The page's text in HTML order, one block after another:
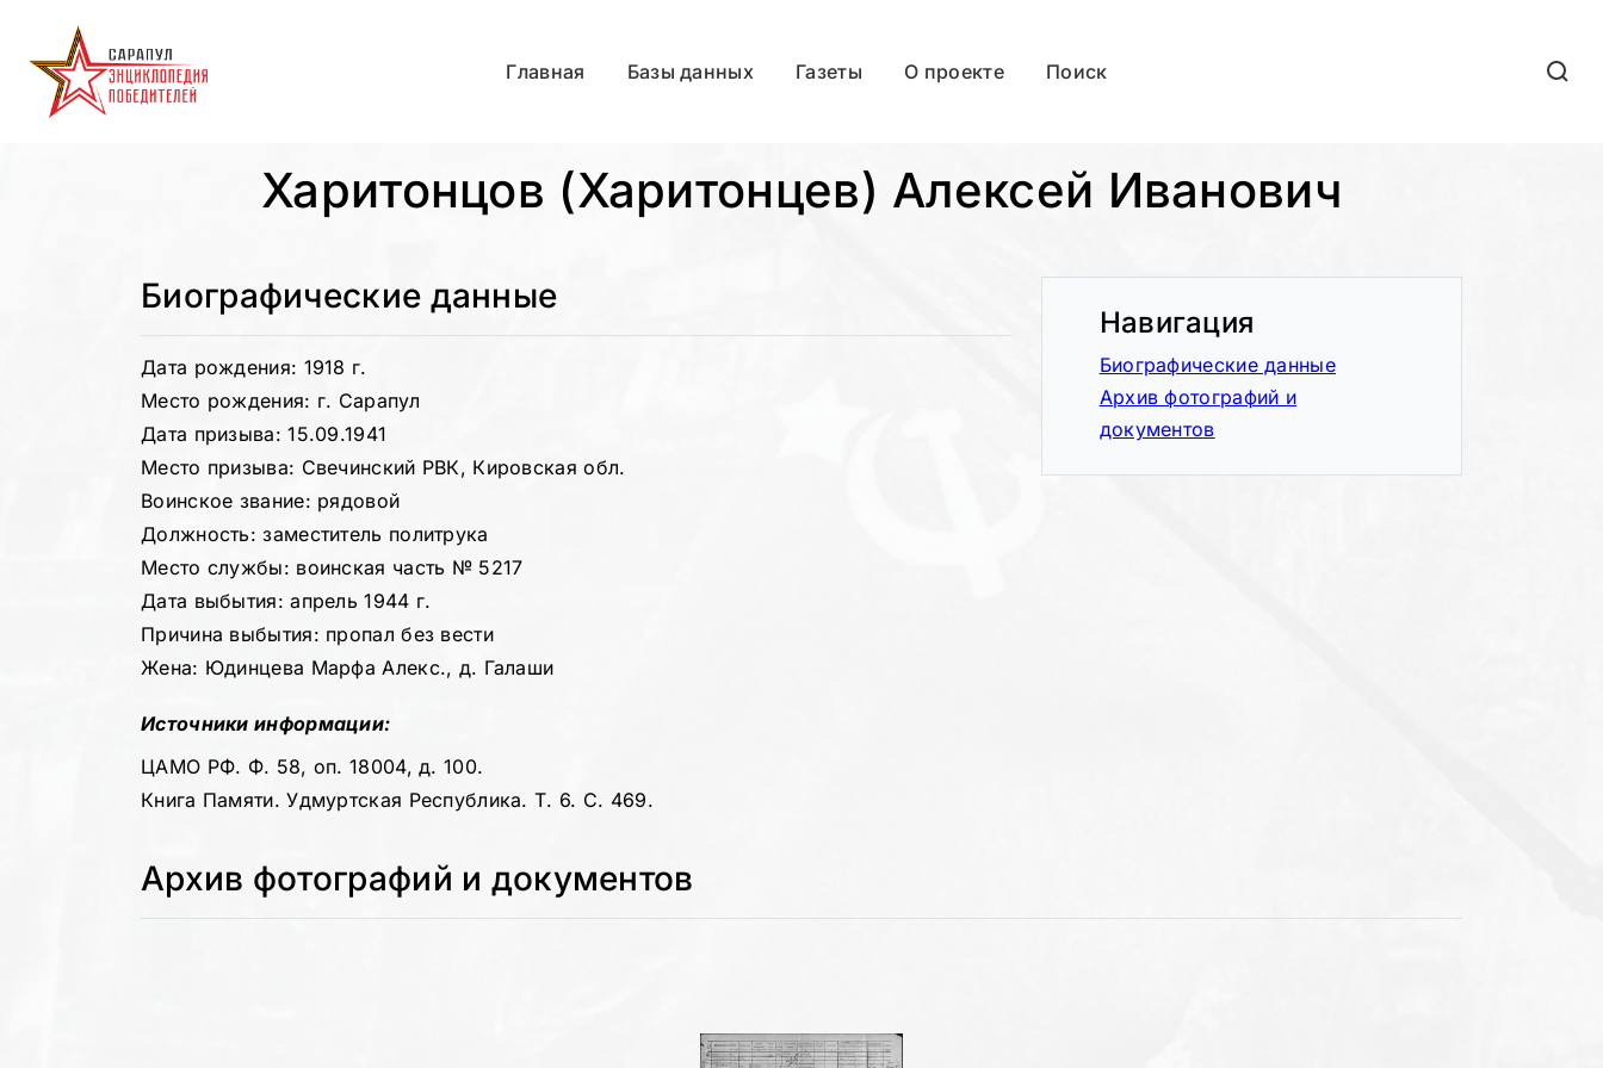
Главная Базы данных Газеты О проекте Поиск
Харитонцов (Харитонцев) Алексей Иванович
Биографические данные
Дата рождения: 1918 г.
Место рождения: г. Сарапул
Дата призыва: 15.09.1941
Место призыва: Свечинский РВК, Кировская обл.
Воинское звание: рядовой
Должность: заместитель политрука
Место службы: воинская часть № 5217
Дата выбытия: апрель 1944 г.
Причина выбытия: пропал без вести
Жена: Юдинцева Марфа Алекс., д. Галаши
Источники информации:
ЦАМО РФ. Ф. 58, оп. 18004, д. 100.
Книга Памяти. Удмуртская Республика. Т. 6. С. 469.
Навигация
Биографические данные
Архив фотографий и
документов
Архив фотографий и документов